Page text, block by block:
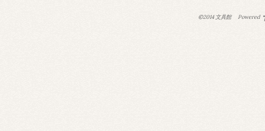
©2014 文具館 Powered